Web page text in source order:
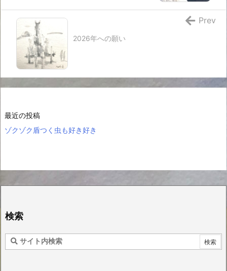
2026年への願い
Prev
最近の投稿
ゾクゾク盾つく虫も好き好き
検索